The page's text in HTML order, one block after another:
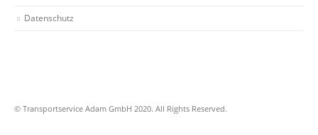
Datenschutz
© Transportservice Adam GmbH 2020. All Rights Reserved.